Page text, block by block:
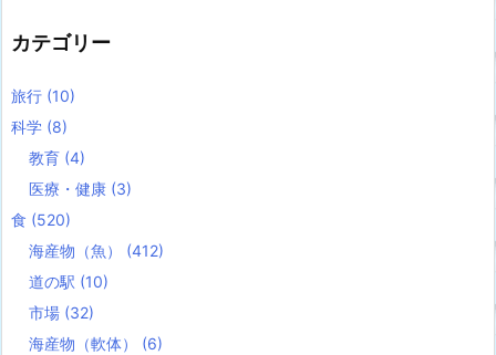
カテゴリー
旅行 (10)
科学 (8)
教育 (4)
医療・健康 (3)
食 (520)
海産物（魚） (412)
道の駅 (10)
市場 (32)
海産物（軟体） (6)